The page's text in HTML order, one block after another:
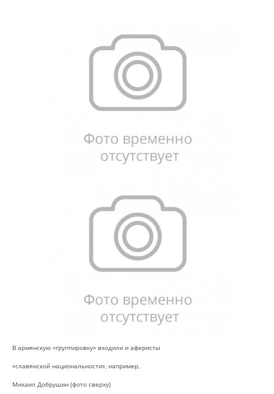
В армянскую «группировку» входили и аферисты
«славянской национальности», например,
Михаил Добрушин (фото сверху)